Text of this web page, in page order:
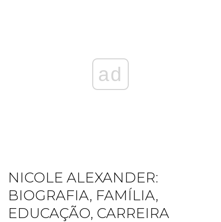
ad
NICOLE ALEXANDER:
BIOGRAFIA, FAMÍLIA,
EDUCAÇÃO, CARREIRA